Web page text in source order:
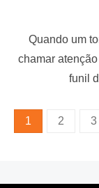
Quando um
chamar
funil
i
1 2 3